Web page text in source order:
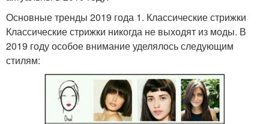
Основные тренды 2019 года 1. Классические стрижки
Классические стрижки никогда не выходят из моды. В
2019 году особое внимание уделялось следующим
стилям: